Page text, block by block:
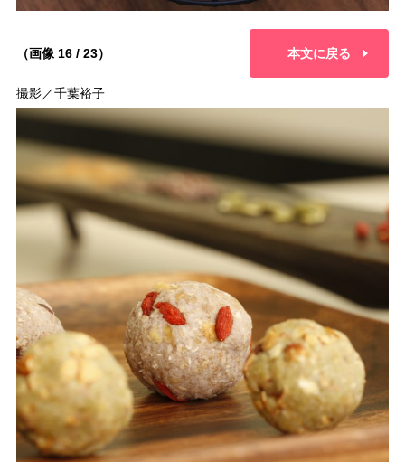
（画像 16 / 23） 本文に戻る
撮影／千葉裕子